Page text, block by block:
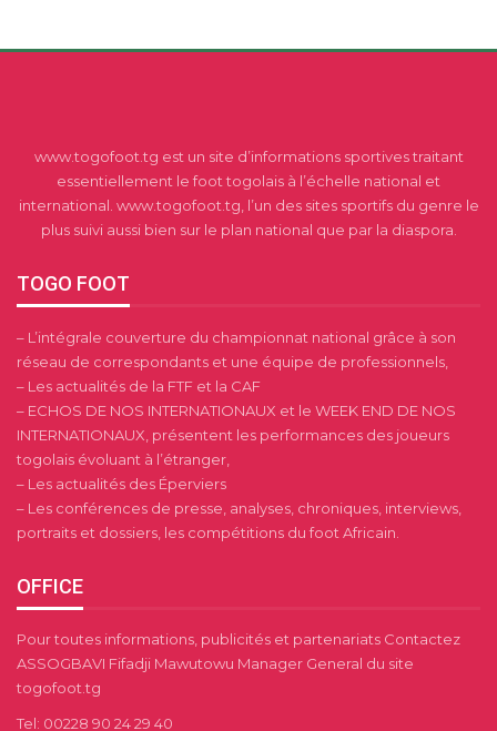
www.togofoot.tg est un site d’informations sportives traitant
essentiellement le foot togolais à l’échelle national et
international. www.togofoot.tg, l’un des sites sportifs du genre le
plus suivi aussi bien sur le plan national que par la diaspora.
TOGO FOOT
– L’intégrale couverture du championnat national grâce à son
réseau de correspondants et une équipe de professionnels,
– Les actualités de la FTF et la CAF
– ECHOS DE NOS INTERNATIONAUX et le WEEK END DE NOS
INTERNATIONAUX, présentent les performances des joueurs
togolais évoluant à l’étranger,
– Les actualités des Éperviers
– Les conférences de presse, analyses, chroniques, interviews,
portraits et dossiers, les compétitions du foot Africain.
OFFICE
Pour toutes informations, publicités et partenariats Contactez
ASSOGBAVI Fifadji Mawutowu Manager General du site
togofoot.tg
Tel: 00228 90 24 29 40